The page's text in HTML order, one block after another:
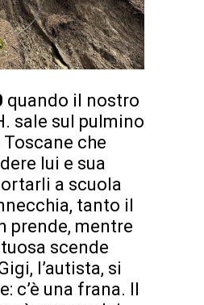
quando il nostro
sale sul pulmino
che
lui e sua
a scuola
tanto il
prende, mentre
scende
l’autista, si
c’è una frana. Il